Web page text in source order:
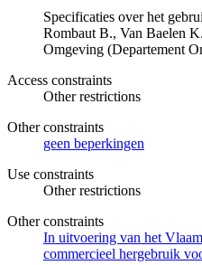
Specificaties over het
Rombaut B., Van Baelen
Omgeving (Departement
Access constraints
Other restrictions
Other constraints
geen beperkingen
Use constraints
Other restrictions
Other constraints
In uitvoering van het
commercieel hergebruik